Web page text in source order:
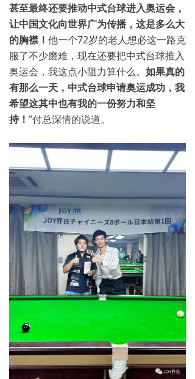
甚至最终还要推动中式台球进入奥运会，
让中国文化向世界广为传播，这是多么大
的胸襟！ 他一个72岁的老人想必这一路克
服了不少磨难，现在还要把中式台球推入
奥运会，我这点小阻力算什么。 如果真的
有那么一天，中式台球申请奥运成功，我
希望这其中也有我的一份努力和坚
持！ ”付总深情的说道。